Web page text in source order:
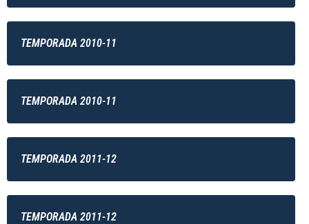
TEMPORADA 2010-11
TEMPORADA 2010-11
TEMPORADA 2011-12
TEMPORADA 2011-12